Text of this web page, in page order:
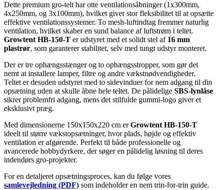
Dette premium gro-telt har otte ventilationsåbninger (1x300mm,
4x250mm, og 3x100mm), hvilket giver stor fleksibilitet til at opsætte
effektive ventilationssystemer. To mesh-luftindtag fremmer naturlig
ventilation, hvilket skaber en sund balance af luftstrøm i teltet.
Growtent HB-150-T er udstyret med et solidt stel af 16 mm
plastrør, som garanterer stabilitet, selv med tungt udstyr monteret.
Der er tre ophængsstænger og to ophængsstropper, som gør det
nemt at installere lamper, filtre og andre vækstnødvendigheder.
Teltet er desuden udstyret med to sidevinduer for nem adgang til din
opsætning uden at skulle åbne hele teltet. De pålidelige SBS-lynlåse
sikrer problemfri adgang, mens det stilfulde gummi-logo giver et
eksklusivt præg.
Med dimensionerne 150x150x220 cm erGrowtent HB-150-T
ideelt til større vækstopsætninger, hvor plads, højde og effektiv
ventilation er afgørende. Perfekt til både professionelle og
avancerede hobbydyrkere, der søger en pålidelig løsning til deres
indendørs gro-projekter.
For en detaljeret opsætningsproces, kan du følge vores
samlevejledning (PDF) som indeholder en nem trin-for-trin guide.